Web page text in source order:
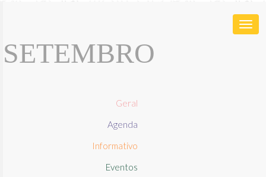
SETEMBRO
Geral
Agenda
Informativo
Eventos